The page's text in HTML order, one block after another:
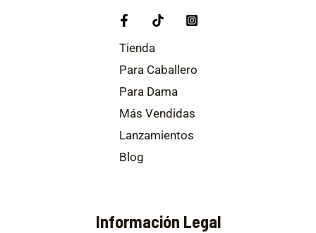
Tienda
Para Caballero
Para Dama
Más Vendidas
Lanzamientos
Blog
Información Legal